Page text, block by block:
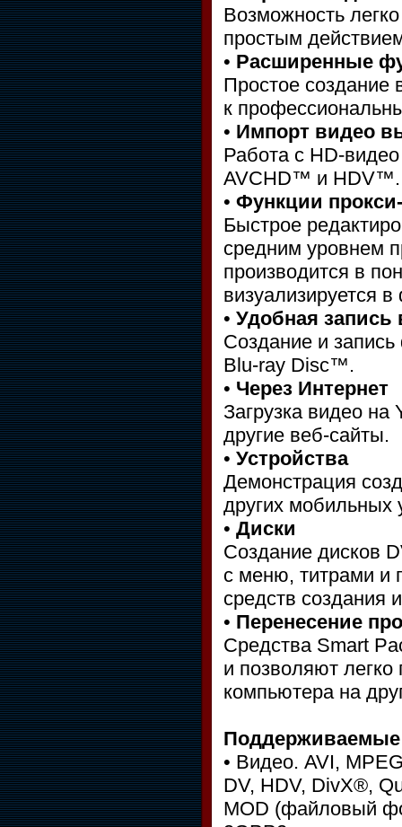
Возможность
простым
• Расширенные
Простое создание
к
• Импорт видео
Работа с HD-
AVCHD™ и HDV™.
• Функции
Быстрое
средним уровнем
производится в
визуализируется
• Удобная запись
Создание и
Blu-ray Disc™.
• Через Интернет
Загрузка видео
другие веб-сайты.
• Устройства
Демонстрация
других мобильных
• Диски
Создание дисков
с меню, титрами и
средств создания
• Перенесение
Средства Smart
и позволяют
компьютера на
• Видео. AVI,
DV, HDV, DivX®,
MOD (файловый